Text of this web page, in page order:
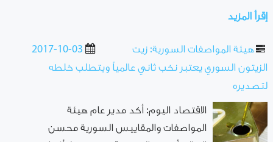
إقرأ المزيد
2017-10-03
هيئة المواصفات السورية: زيت
الزيتون السوري يعتبر نخب ثاني عالمياً ويتطلب خلطه
لتصديره
الاقتصاد اليوم: أكد مدير عام هيئة
المواصفات والمقاييس السورية محسن